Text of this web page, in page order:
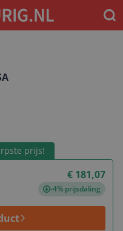
prijs!
€ 181,07
-4% prijsdaling